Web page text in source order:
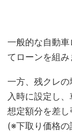
一般的な自動
てローンを組み
一方、残クレ
入時に設定し
想定額分を差し
(※下取り価格